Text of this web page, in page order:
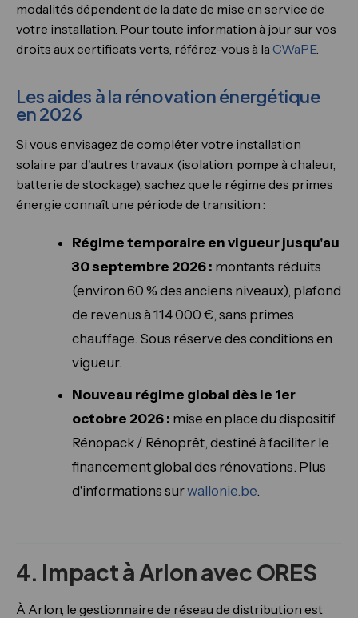
modalités dépendent de la date de mise en service de
votre installation. Pour toute information à jour sur vos
droits aux certificats verts, référez-vous à la CWaPE.
Les aides à la rénovation énergétique
en 2026
Si vous envisagez de compléter votre installation
solaire par d'autres travaux (isolation, pompe à chaleur,
batterie de stockage), sachez que le régime des primes
énergie connaît une période de transition :
Régime temporaire en vigueur jusqu'au
30 septembre 2026 : montants réduits
(environ 60 % des anciens niveaux), plafond
de revenus à 114 000 €, sans primes
chauffage. Sous réserve des conditions en
vigueur.
Nouveau régime global dès le 1er
octobre 2026 : mise en place du dispositif
Rénopack / Rénoprêt, destiné à faciliter le
financement global des rénovations. Plus
d'informations surwallonie.be.
4. Impact à Arlon avec ORES
À Arlon, le gestionnaire de réseau de distribution est